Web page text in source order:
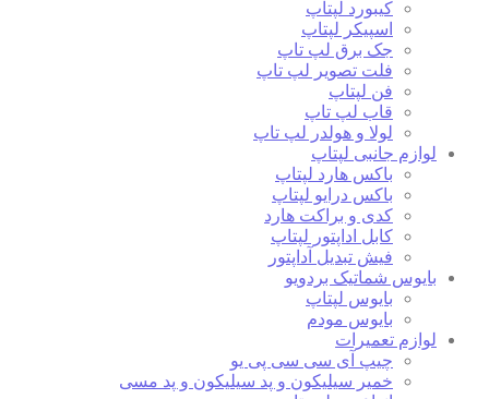
کیبورد لپتاپ
اسپیکر لپتاپ
جک برق لپ تاپ
فلت تصویر لپ تاپ
فن لپتاپ
قاب لپ تاپ
لولا و هولدر لپ تاپ
لوازم جانبی لپتاپ
باکس هارد لپتاپ
باکس درایو لپتاپ
کدی و براکت هارد
کابل اداپتور لپتاپ
فیش تبدیل آداپتور
بایوس شماتیک بردویو
بایوس لپتاپ
بایوس مودم
لوازم تعمیرات
چیپ آی سی سی پی یو
خمیر سیلیکون و پد سیلیکون و پد مسی